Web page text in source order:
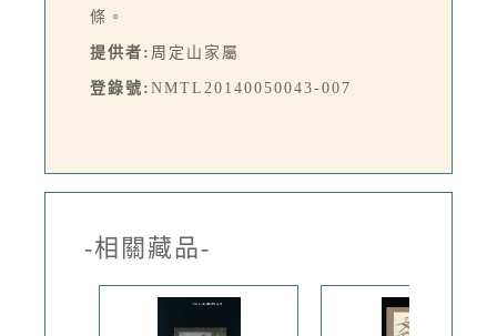
條。
提供者: 周定山家屬
登錄號: NMTL20140050043-007
-相關藏品-